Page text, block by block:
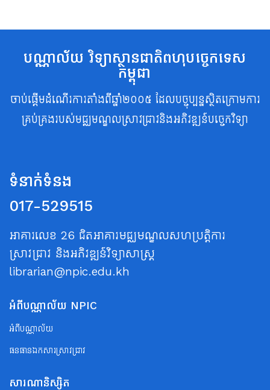
បណ្ណាល័យ វិទ្យាស្ថានជាតិពហុបច្ចេកទេស
កម្ពុជា
ចាប់ផ្តើមដំណើរការតាំងពីឆ្នាំ២០០៥ ដែលបច្ចុប្បន្នស្ថិតក្រោមការ
គ្រប់គ្រងរបស់មជ្ឈមណ្ឌលស្រាវជ្រាវនិងអភិវឌ្ឍន៍បច្ចេកវិទ្យា
ទំនាក់ទំនង
017-529515
អាគារលេខ 26 ជិតអាគារមជ្ឈមណ្ឌលសហប្រត្តិការ
ស្រាវជ្រាវ និងអភិវឌ្ឍន៍វិទ្យាសាស្ត្រ
librarian@npic.edu.kh
អំពីបណ្ណាល័យ NPIC
អំពីបណ្ណាល័យ
ធនធានឯកសារស្រាវជ្រាវ
សារណានិស្សិត